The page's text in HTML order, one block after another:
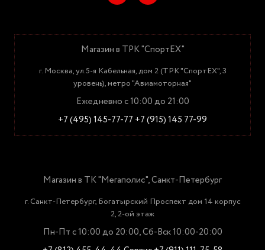
Магазин в ТРК "СпортЕХ"
г. Москва, ул.5-я Кабельная, дом 2 (ТРК "СпортЕХ", 3
уровень), метро "Авиамоторная"
Ежедневно с 10:00 до 21:00
+7 (495) 145-77-77 +7 (915) 145 77-99
Магазин в ТК "Мегаполис", Санкт-Петербург
г. Санкт-Петербург, Богатырский Проспект дом 14 корпус
2, 2-ой этаж
Пн-Пт с 10:00 до 20:00, Сб-Вск 10:00-20:00